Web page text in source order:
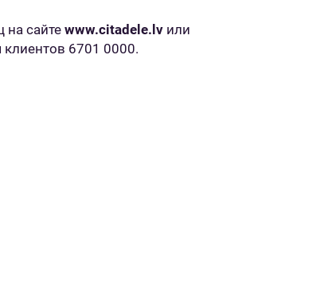
на сайте www.citadele.lv или
клиентов 6701 0000.